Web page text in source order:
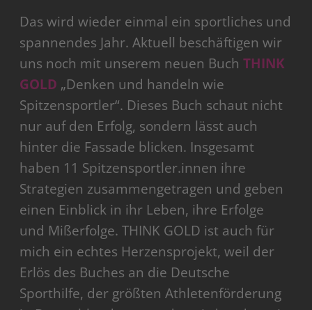
Das wird wieder einmal ein sportliches und
spannendes Jahr. Aktuell beschäftigen wir
uns noch mit unserem neuen BuchTHINK
GOLD „Denken und handeln wie
Spitzensportler“. Dieses Buch schaut nicht
nur auf den Erfolg, sondern lässt auch
hinter die Fassade blicken. Insgesamt
haben 11 Spitzensportler.innen ihre
Strategien zusammengetragen und geben
einen Einblick in ihr Leben, ihre Erfolge
und Mißerfolge. THINK GOLD ist auch für
mich ein echtes Herzensprojekt, weil der
Erlös des Buches an die Deutsche
Sporthilfe, der größten Athletenförderung